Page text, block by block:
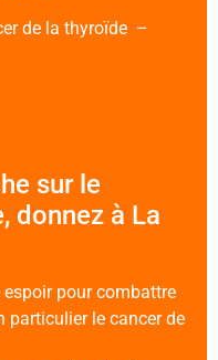
de la thyroïde –
sur le
donnez à La
pour combattre
particulier le cancer de